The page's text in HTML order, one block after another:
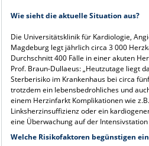
Wie sieht die aktuelle Situation aus?
Die Universitätsklinik für Kardiologie,
Magdeburg legt jährlich circa 3 000
Durchschnitt 400 Fälle in einer akuten
Prof. Braun-Dullaeus: „Heutzutage liegt
Sterberisiko im Krankenhaus bei circa
trotzdem ein lebensbedrohliches und
einem Herzinfarkt Komplikationen wie
Linksherzinsuffizienz oder ein
eine Überwachung auf der
Welche Risikofaktoren begünstigen